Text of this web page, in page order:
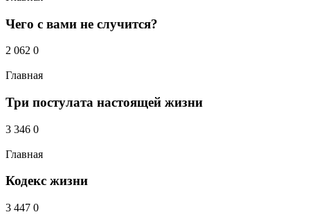
Чего с вами не случится?
2 062 0
Главная
Три постулата настоящей жизни
3 346 0
Главная
Кодекс жизни
3 447 0